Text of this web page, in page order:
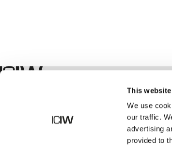
This
We use
our traffic.
advertising
provided to